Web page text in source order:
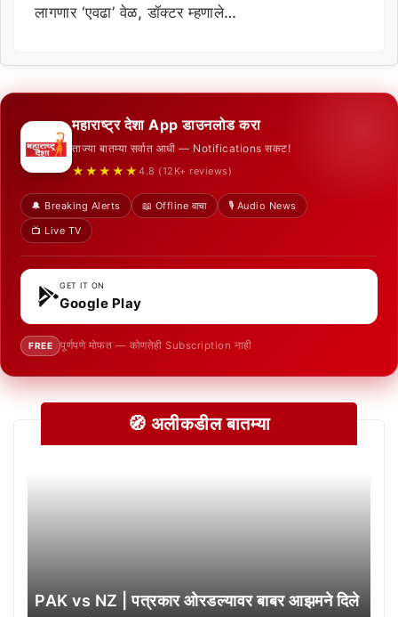
लागणार ‘एवढा’ वेळ, डॉक्टर म्हणाले…
महाराष्ट्र देशा App डाउनलोड करा
ताज्या बातम्या सर्वात आधी — Notifications सकट!
★★★★★ 4.8 (12K+ reviews)
🔔 Breaking Alerts 📖 Offline वाचा
🎙️ Audio News
📺 Live TV
GET IT ON
Google Play
FREE पूर्णपणे मोफत — कोणतेही Subscription नाही
🧭 अलीकडील बातम्या
PAK vs NZ | पत्रकार ओरडल्यावर बाबर आझमने दिले